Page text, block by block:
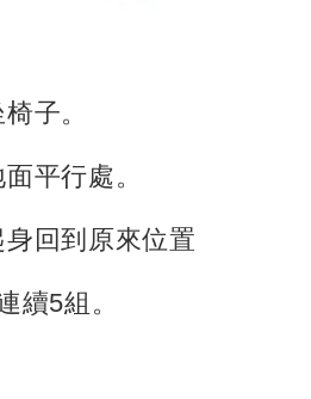
子。
平行處。
回到原來位置
續5組。